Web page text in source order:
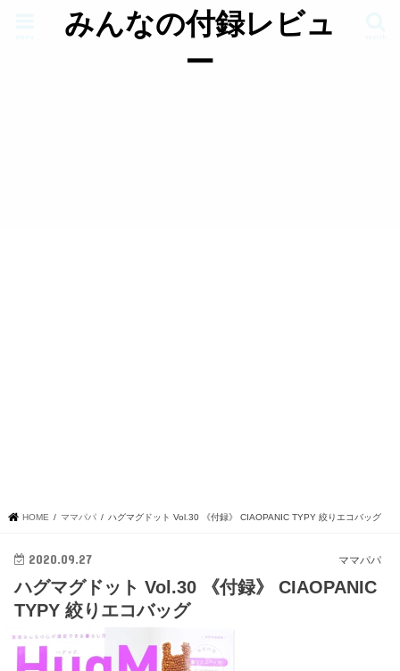
みんなの付録レビュ
ー
HOME ママパパ ハグマグドット Vol.30 《付録》 CIAOPANIC TYPY 絞りエコバッグ
ママパパ
2020.09.27
ハグマグドット Vol.30 《付録》 CIAOPANIC
TYPY 絞りエコバッグ